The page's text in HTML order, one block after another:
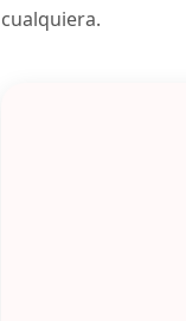
cualquiera.